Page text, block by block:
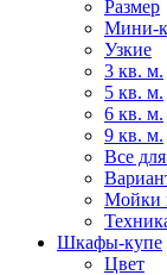
Размер
Мини-
Узкие
3 кв. м.
5 кв. м.
6 кв. м.
9 кв. м.
Все
Мойки
Шкафы-купе
Цвет